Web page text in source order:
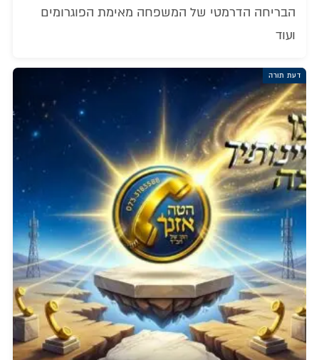
הבריחה הדרמטי של המשפחה מאימת הפוגרומים
ועוד
דעת תורה